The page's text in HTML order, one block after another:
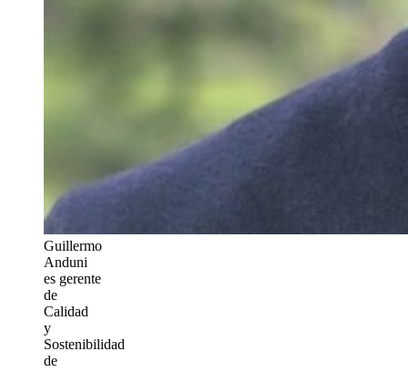
Guillermo
Anduni
es gerente
de
Calidad
y
Sostenibilidad
de